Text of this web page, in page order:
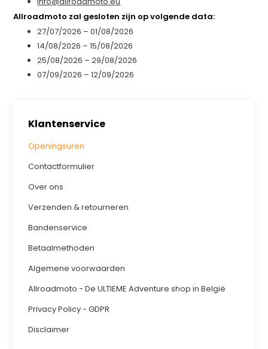
Klantenservice
Openingsuren
Contactformulier
Over ons
Verzenden & retourneren
Bandenservice
Betaalmethoden
Algemene voorwaarden
Allroadmoto - De ULTIEME Adventure shop in België
Privacy Policy - GDPR
Disclaimer
Allroadmoto zal gesloten zijn op volgende data:
27/07/2026 – 01/08/2026
14/08/2026 – 15/08/2026
25/08/2026 – 29/08/2026
07/09/2026 – 12/09/2026